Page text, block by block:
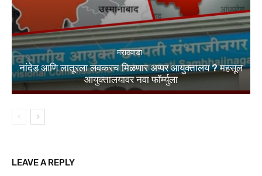
मराठवाडा
नांदेड आणि लातूरला लवकरच मिळणार अप्पर आयुक्तालय ? महसूल
आयुक्तालयावर नवा फॉर्म्युला
LEAVE A REPLY